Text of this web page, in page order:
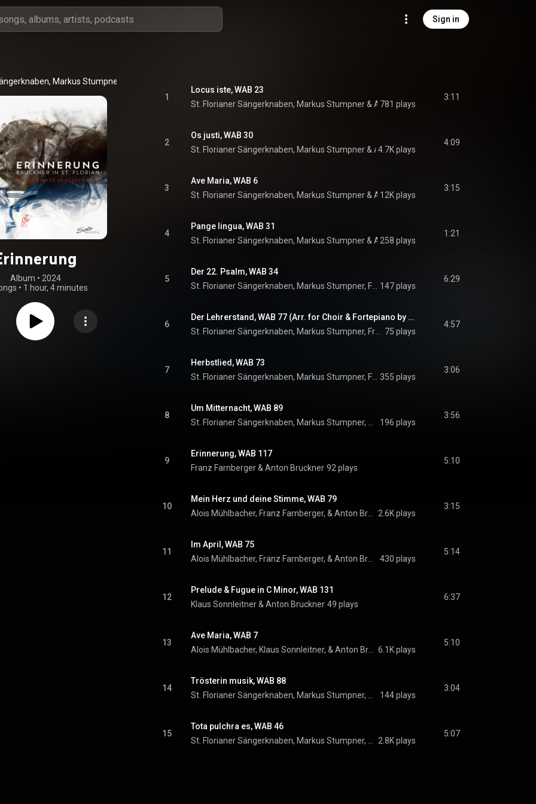
Sign in
, Markus Stumpner
Album • 2024
• 1 hour, 4 minutes
1
Locus iste, WAB 23
St. Florianer Sängerknaben, Markus Stumpner & Anton Bruckner
781 plays
3:11
2
Os justi, WAB 30
St. Florianer Sängerknaben, Markus Stumpner & Anton Bruckner
4.7K plays
4:09
3
Ave Maria, WAB 6
St. Florianer Sängerknaben, Markus Stumpner & Anton Bruckner12K plays
3:15
4
Pange lingua, WAB 31
St. Florianer Sängerknaben, Markus Stumpner & Anton Bruckner
258 plays
1:21
5
Der 22. Psalm, WAB 34
147 plays
6:29
6
Der Lehrerstand, WAB 77 (Arr. for Choir & Fortepiano by Franz Farnberger)
75 plays
4:57
7
Herbstlied, WAB 73
355 plays
3:06
8
Um Mitternacht, WAB 89
196 plays
3:56
9
Erinnerung, WAB 117
Franz Farnberger & Anton Bruckner 92 plays
5:10
10
Mein Herz und deine Stimme, WAB 79
2.6K plays
3:15
11
Im April, WAB 75
430 plays
5:14
12
Prelude & Fugue in C Minor, WAB 131
Klaus Sonnleitner & Anton Bruckner 49 plays
6:37
13
Ave Maria, WAB 7
6.1K plays
5:10
14
Trösterin musik, WAB 88
144 plays
3:04
15
Tota pulchra es, WAB 46
2.8K plays
5:07